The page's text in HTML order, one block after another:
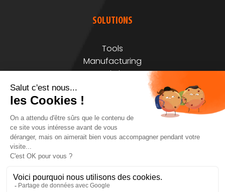
SOLUTIONS
Tools
Manufacturing
Logistics
MENTIONS
Mentions légales
© Storkcom 2024 - Fait avec parStudio Vitamine